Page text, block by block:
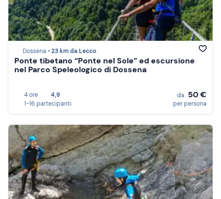
Dossena •23 km da Lecco
Ponte tibetano “Ponte nel Sole” ed escursione
nel Parco Speleologico di Dossena
4 ore
4,9
1-16 partecipanti
da 50 €
per persona